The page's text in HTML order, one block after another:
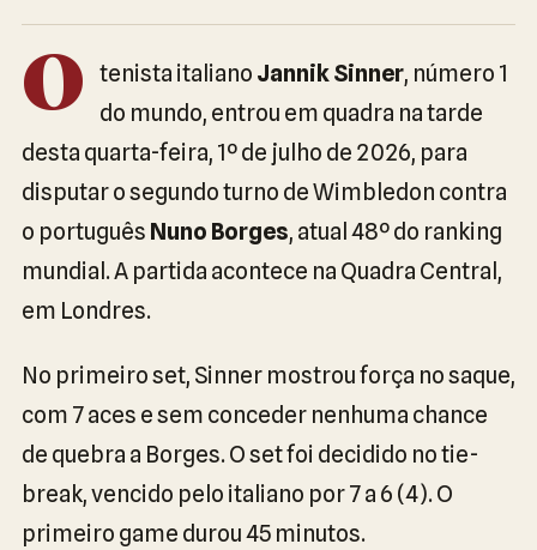
O tenista italiano Jannik Sinner, número 1
do mundo, entrou em quadra na tarde
desta quarta-feira, 1º de julho de 2026, para
disputar o segundo turno de Wimbledon contra
o português Nuno Borges, atual 48º do ranking
mundial. A partida acontece na Quadra Central,
em Londres.
No primeiro set, Sinner mostrou força no saque,
com 7 aces e sem conceder nenhuma chance
de quebra a Borges. O set foi decidido no tie-
break, vencido pelo italiano por 7 a 6 (4). O
primeiro game durou 45 minutos.